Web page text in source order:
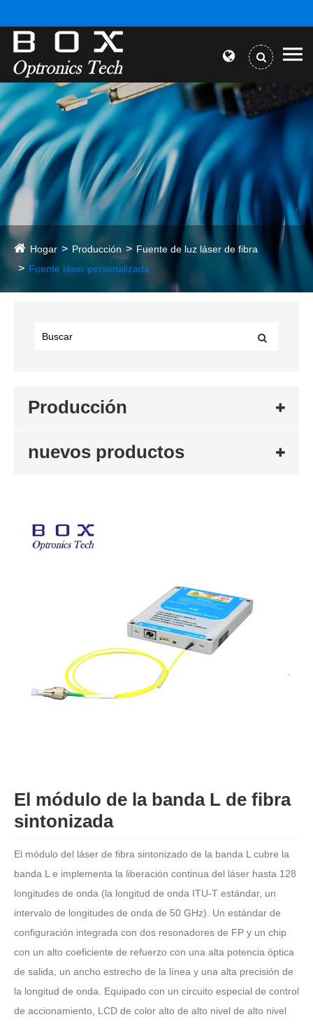
Hogar Producción
Fuente de luz láser de fibra
Fuente láser personalizada
Producción
nuevos productos
El módulo de la banda L de fibra
sintonizada
El módulo del láser de fibra sintonizado de la banda L cubre la
banda L e implementa la liberación continua del láser hasta 128
longitudes de onda (la longitud de onda ITU-T estándar, un
intervalo de longitudes de onda de 50 GHz). Un estándar de
configuración integrada con dos resonadores de FP y un chip
con un alto coeficiente de refuerzo con una alta potencia óptica
de salida, un ancho estrecho de la línea y una alta precisión de
la longitud de onda. Equipado con un circuito especial de control
de accionamiento, LCD de color alto de alto nivel de alto nivel